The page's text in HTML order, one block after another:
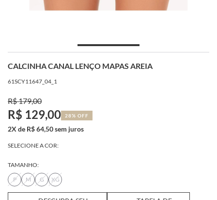
CALCINHA CANAL LENÇO MAPAS AREIA
61SCY11647_04_1
R$ 179,00
R$ 129,00 28% OFF
2X de R$ 64,50 sem juros
SELECIONE A COR:
TAMANHO:
P
M G XG